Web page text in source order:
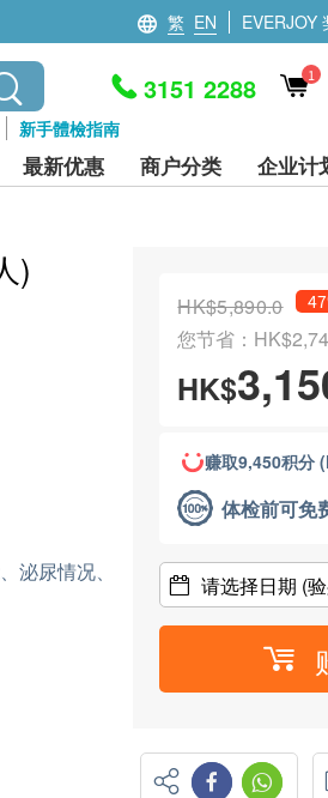
繁 EN EVERJOY
新手體檢指南
3151 2288 1
最新优惠 商户分类 企业计
)
泌尿情况、
HK$5,890.0
您节省：
HK$
赚取9,450积分
体检前可免
请选择日期 (